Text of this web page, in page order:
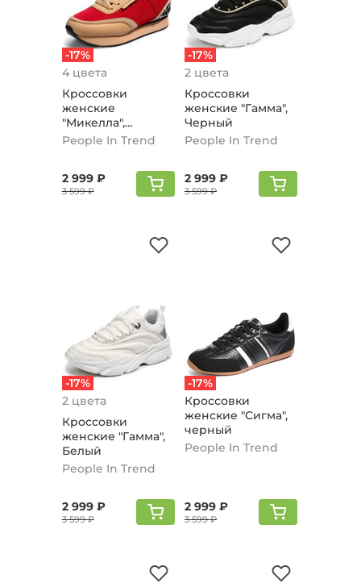
-17%
4 цвета
Кроссовки
женские
"Микелла",
Красный
People In Trend
2 999 ₽
3 599 ₽
-17%
2 цвета
Кроссовки
женские "Гамма",
Черный
People In Trend
2 999 ₽
3 599 ₽
-17%
2 цвета
Кроссовки
женские "Гамма",
Белый
People In Trend
2 999 ₽
3 599 ₽
-17%
Кроссовки
женские "Сигма",
черный
People In Trend
2 999 ₽
3 599 ₽